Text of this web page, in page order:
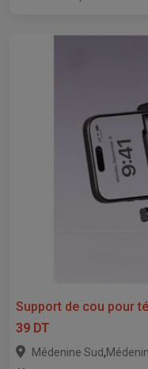
Support de cou pour
39 DT
Médenine Sud,